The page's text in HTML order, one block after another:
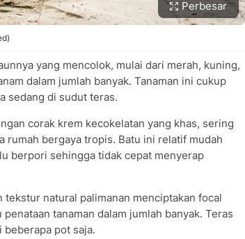
Perbesar
yang mencolok, mulai dari merah, kuning,
dalam jumlah banyak. Tanaman ini cukup
sedang di sudut teras.
corak krem kecokelatan yang khas, sering
rumah bergaya tropis. Batu ini relatif mudah
berpori sehingga tidak cepat menyerap
natural palimanan menciptakan focal
tanaman dalam jumlah banyak. Teras
pot saja.